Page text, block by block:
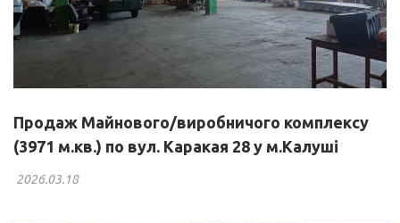
Продаж Майнового/виробничого комплексу
(3971 м.кв.) по вул. Каракая 28 у м.Калуші
2026.03.18